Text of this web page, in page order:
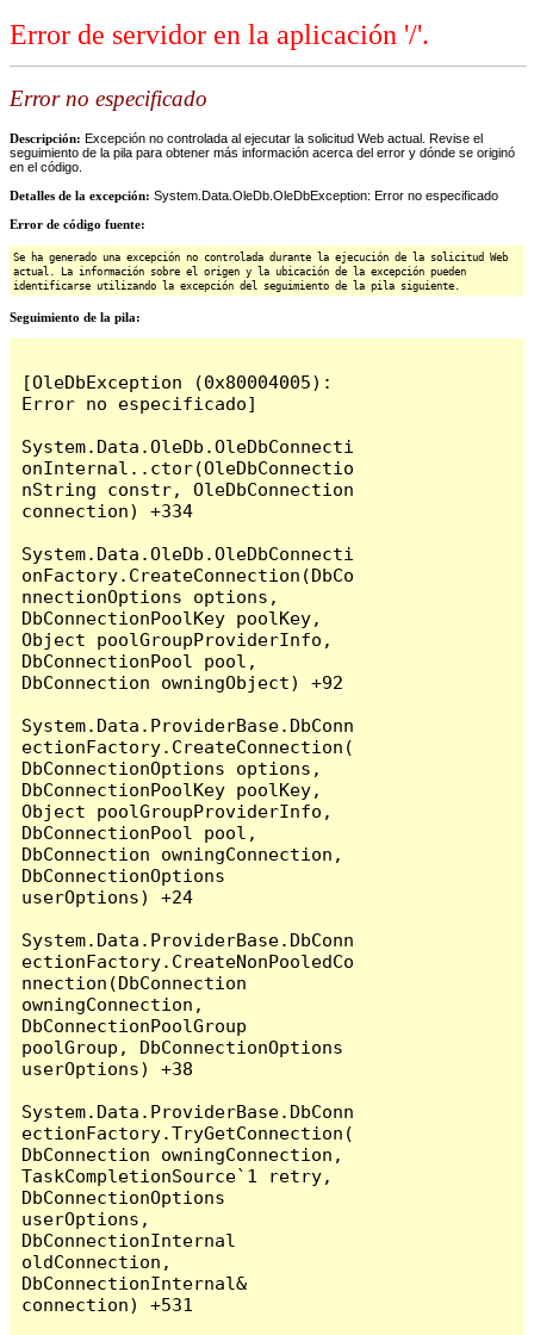
Error de servidor en la aplicación '/'.
Error no especificado
Descripción: Excepción no controlada al ejecutar la solicitud Web actual. Revise el
seguimiento de la pila para obtener más información acerca del error y dónde se originó
en el código.
Detalles de la excepción: System.Data.OleDb.OleDbException: Error no especificado
Error de código fuente:
Se ha generado una excepción no controlada durante la ejecución de la solicitud Web
actual. La información sobre el origen y la ubicación de la excepción pueden
identificarse utilizando la excepción del seguimiento de la pila siguiente.
Seguimiento de la pila:
[OleDbException (0x80004005):
Error no especificado]
System.Data.OleDb.OleDbConnecti
onInternal..ctor(OleDbConnectio
nString constr, OleDbConnection
connection) +334
System.Data.OleDb.OleDbConnecti
onFactory.CreateConnection(DbCo
nnectionOptions options,
DbConnectionPoolKey poolKey,
Object poolGroupProviderInfo,
DbConnectionPool pool,
DbConnection owningObject) +92
System.Data.ProviderBase.DbConn
ectionFactory.CreateConnection(
DbConnectionOptions options,
DbConnectionPoolKey poolKey,
Object poolGroupProviderInfo,
DbConnectionPool pool,
DbConnection owningConnection,
DbConnectionOptions
userOptions) +24
System.Data.ProviderBase.DbConn
ectionFactory.CreateNonPooledCo
nnection(DbConnection
owningConnection,
DbConnectionPoolGroup
poolGroup, DbConnectionOptions
userOptions) +38
System.Data.ProviderBase.DbConn
ectionFactory.TryGetConnection(
DbConnection owningConnection,
TaskCompletionSource`1 retry,
DbConnectionOptions
userOptions,
DbConnectionInternal
oldConnection,
DbConnectionInternal&
connection) +531